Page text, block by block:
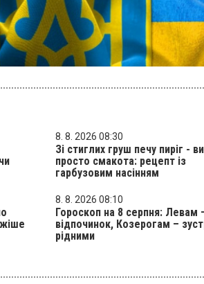
8. 8. 2026 08:30
Зі стиглих груш печу пиріг -
просто смакота: рецепт із
гарбузовим насінням
8. 8. 2026 08:10
Гороскоп на 8 серпня: Левам
відпочинок, Козерогам –
рідними